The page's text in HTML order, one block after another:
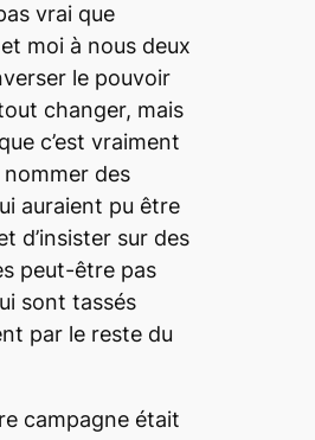
vrai que
moi à nous deux
le pouvoir
changer, mais
c’est vraiment
des
auraient pu être
d’insister sur des
peut-être pas
sont tassés
par le reste du
campagne était